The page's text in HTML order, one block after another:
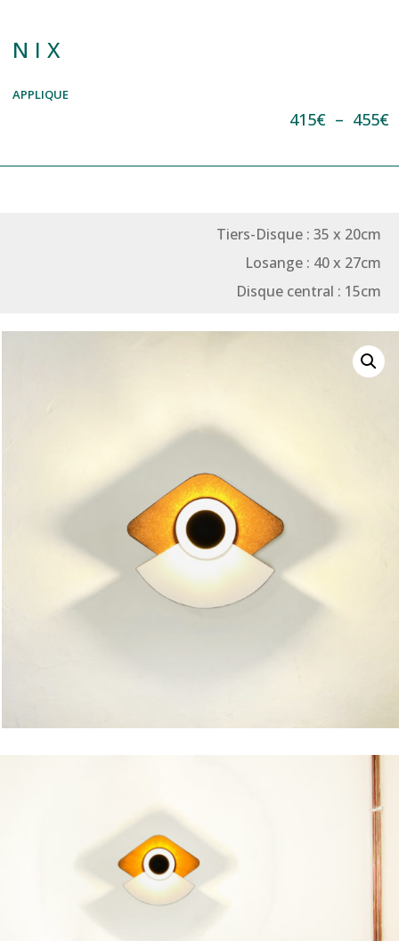
NIX
APPLIQUE
415€ – 455€
Tiers-Disque : 35 x 20cm
Losange : 40 x 27cm
Disque central : 15cm